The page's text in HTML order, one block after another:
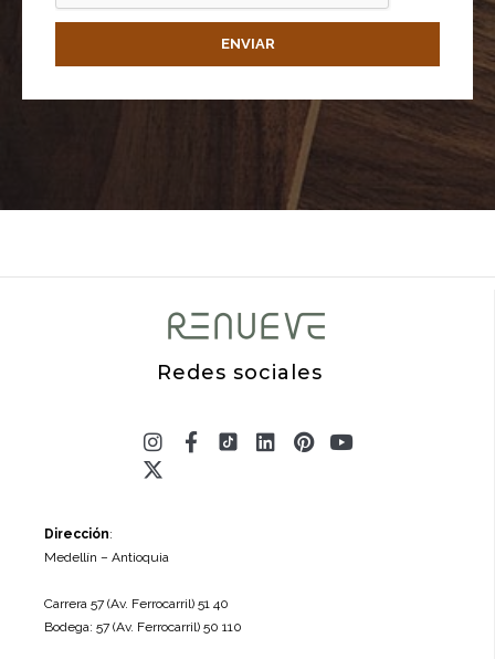
ENVIAR
Redes sociales
Instagram
Facebook-
f
Linkedin
Pinterest
Youtube
X-
twitter
Dirección:
Medellín – Antioquia
Carrera 57 (Av. Ferrocarril) 51 40
Bodega: 57 (Av. Ferrocarril) 50 110